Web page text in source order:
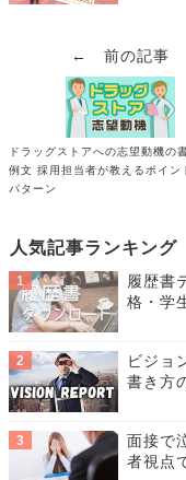
← 前の記事
ドラッグストアへの志望動機の
例文 採用担当者が教えるポイン
パターン
人気記事ランキング
履歴書
格・学
ビジョ
書き方
面接で
者視点